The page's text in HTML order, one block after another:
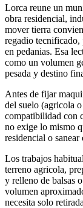
Lorca reune un
obra residencial,
mover tierra
regadio tecnificado,
en pedanias. Esa
como un volumen
pesada y destino
Antes de fijar
del suelo (agricola
compatibilidad con
no exige lo mismo
residencial o
Los trabajos
terreno agricola,
y relleno de balsas
volumen
necesita solo